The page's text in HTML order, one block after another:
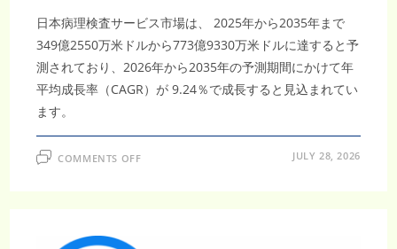
日本病理検査サービス市場は、 2025年から2035年まで
349億2550万米ドルから773億9330万米ドルに達すると予
測されており、2026年から2035年の予測期間にかけて年
平均成長率（CAGR）が 9.24％で成長すると見込まれてい
ます。
COMMENTS OFFON JULY 28, 2026